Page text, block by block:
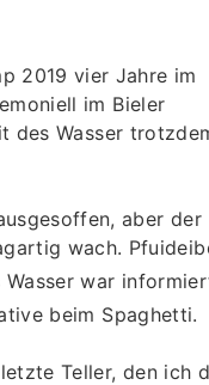
2019 vier Jahre im
im Bieler
des Wasser
aber der
wach.
war
beim Spaghetti.
Teller, den ich